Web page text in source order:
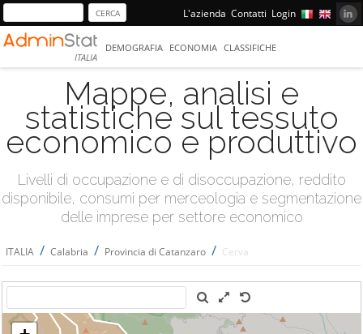
L'azienda Contatti Login
ITALIA
DEMOGRAFIA ECONOMIA CLASSIFICHE
Mappe, analisi e
statistiche sul tessuto
economico e produttivo
Livelli di occupazione e di disoccupazione, reddito
disponibile, consumi per merceologia e segmentazione
delle imprese per settore economico
ITALIA / Calabria / Provincia di Catanzaro / Cerva